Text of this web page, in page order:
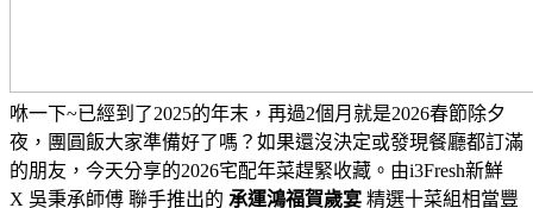
咻一下~已經到了2025的年末，再過2個月就是2026春節除夕
夜，團圓飯大家準備好了嗎？如果還沒決定或發現餐廳都訂滿
的朋友，今天分享的2026宅配年菜趕緊收藏。由i3Fresh新鮮
X 吳秉承師傅 聯手推出的 承運鴻福賀歲宴 精選十菜組相當豐